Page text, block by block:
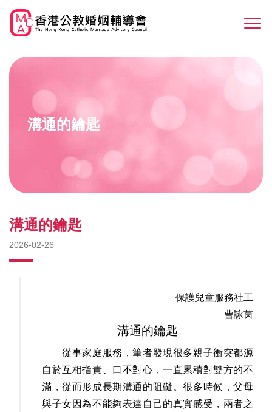
main
溝通的鑰匙
溝通的鑰匙
2026-02-26
保護兒童服務社工
曹詠茵
溝通的鑰匙
從事家庭服務，筆者發現很多親子衝突都源
自於互相指責、口不對心，一直累積對雙方的不
滿，從而形成長期溝通的阻礙。很多時候，父母
與子女因為不能夠表達自己的真實感受，兩者之